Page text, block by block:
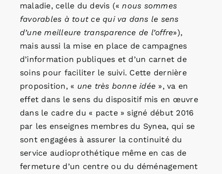
maladie, celle du devis («nous sommes
favorables à tout ce qui va dans le sens
d’une meilleure transparence de l’offre»),
mais aussi la mise en place de campagnes
d’information publiques et d’un carnet de
soins pour faciliter le suivi. Cette dernière
proposition, « une très bonne idée », va en
effet dans le sens du dispositif mis en œuvre
dans le cadre du « pacte » signé début 2016
par les enseignes membres du Synea, qui se
sont engagées à assurer la continuité du
service audioprothétique même en cas de
fermeture d’un centre ou du déménagement